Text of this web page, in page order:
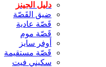
دليل الجينز
ضيق القَصّة
قَصّة عادية
قَصّة موم
أوفر سايز
قَصّة مستقيمة
سكيني فيت